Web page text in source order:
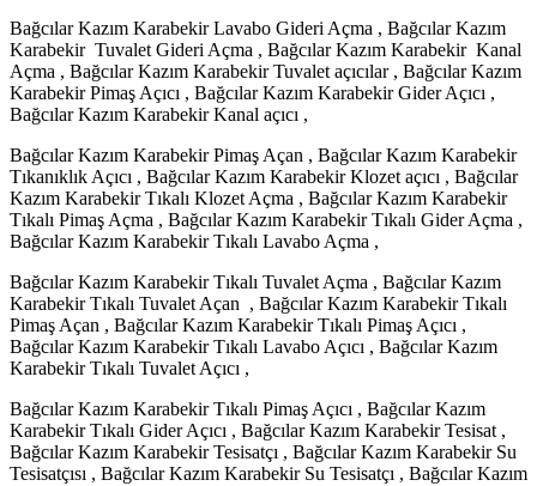
Bağcılar Kazım Karabekir Lavabo Gideri Açma , Bağcılar Kazım
Karabekir Tuvalet Gideri Açma , Bağcılar Kazım Karabekir Kanal
Açma , Bağcılar Kazım Karabekir Tuvalet açıcılar , Bağcılar Kazım
Karabekir Pimaş Açıcı , Bağcılar Kazım Karabekir Gider Açıcı ,
Bağcılar Kazım Karabekir Kanal açıcı ,
Bağcılar Kazım Karabekir Pimaş Açan , Bağcılar Kazım Karabekir
Tıkanıklık Açıcı , Bağcılar Kazım Karabekir Klozet açıcı , Bağcılar
Kazım Karabekir Tıkalı Klozet Açma , Bağcılar Kazım Karabekir
Tıkalı Pimaş Açma , Bağcılar Kazım Karabekir Tıkalı Gider Açma ,
Bağcılar Kazım Karabekir Tıkalı Lavabo Açma ,
Bağcılar Kazım Karabekir Tıkalı Tuvalet Açma , Bağcılar Kazım
Karabekir Tıkalı Tuvalet Açan , Bağcılar Kazım Karabekir Tıkalı
Pimaş Açan , Bağcılar Kazım Karabekir Tıkalı Pimaş Açıcı ,
Bağcılar Kazım Karabekir Tıkalı Lavabo Açıcı , Bağcılar Kazım
Karabekir Tıkalı Tuvalet Açıcı ,
Bağcılar Kazım Karabekir Tıkalı Pimaş Açıcı , Bağcılar Kazım
Karabekir Tıkalı Gider Açıcı , Bağcılar Kazım Karabekir Tesisat ,
Bağcılar Kazım Karabekir Tesisatçı , Bağcılar Kazım Karabekir Su
Tesisatçısı , Bağcılar Kazım Karabekir Su Tesisatçı , Bağcılar Kazım